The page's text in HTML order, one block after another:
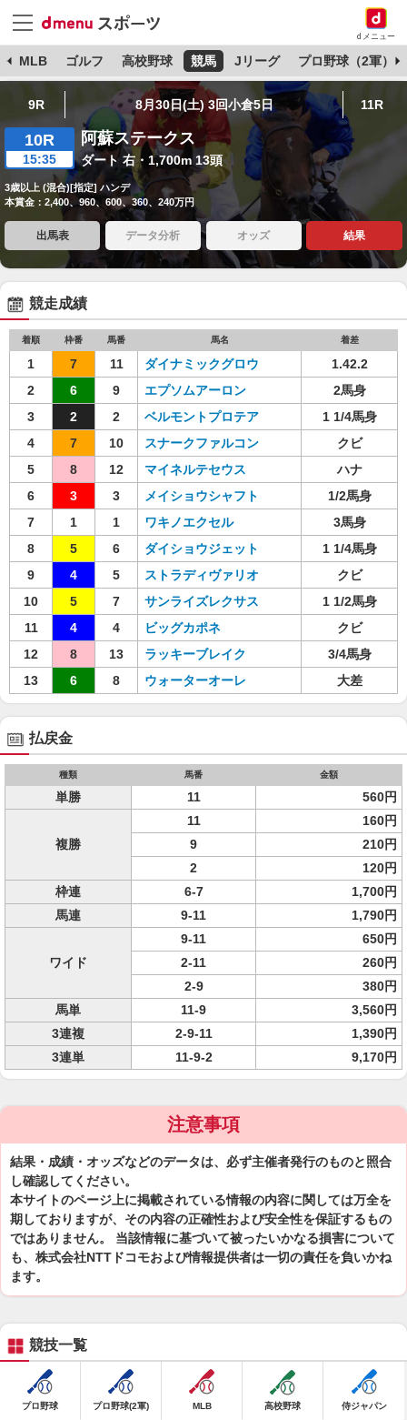
dメニュー
MLB ゴルフ 高校野球 競馬 Jリーグ プロ野球（2軍）
9R 8月30日(土) 3回小倉5日 11R
10R
15:35
阿蘇ステークス
ダート 右・1,700m 13頭
3歳以上 (混合)[指定] ハンデ
本賞金：2,400、960、600、360、240万円
出馬表 データ分析 オッズ 結果
競走成績
着順 枠番 馬番 馬名 着差
1 7 11 ダイナミックグロウ
1.42.2
2
6 9 エプソムアーロン
2馬身
3
2 2 ベルモントプロテア
1 1/4馬身
4
7 10 スナークファルコン
クビ
5
8 12 マイネルテセウス
ハナ
6
3 3 メイショウシャフト
1/2馬身
7
1 1 ワキノエクセル
3馬身
8
5 6 ダイショウジェット
1 1/4馬身
9
4 5 ストラディヴァリオ
クビ
10
5 7 サンライズレクサス
1 1/2馬身
11
4 4 ビッグカポネ
クビ
12
8 13 ラッキーブレイク
3/4馬身
13
6 8 ウォーターオーレ 大差
払戻金
種類 馬番 金額
単勝 11 560円
複勝
11
160円
9
210円
2
120円
枠連
6-7
1,700円
馬連
9-11 1,790円
ワイド
9-11
650円
2-11
260円
2-9
380円
馬単
11-9
3,560円
3連複
2-9-11
1,390円
3連単
11-9-2 9,170円
注意事項
結果・成績・オッズなどのデータは、必ず主催者発行のものと照合
し確認してください。
本サイトのページ上に掲載されている情報の内容に関しては万全を
期しておりますが、その内容の正確性および安全性を保証するもの
ではありません。 当該情報に基づいて被ったいかなる損害について
も、株式会社NTTドコモおよび情報提供者は一切の責任を負いかね
ます。
競技一覧
プロ野球 プロ野球(2軍) MLB 高校野球 侍ジャパン